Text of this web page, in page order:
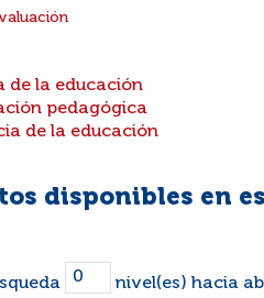
de la educación
pedagógica
de la educación
disponibles en
nivel(es) hacia